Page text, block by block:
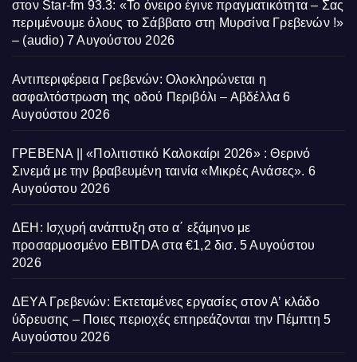
στον Star-fm 93.3: «Το όνειρο έγινε πραγματικότητα – Σας
περιμένουμε όλους το Σάββατο στη Μυρσίνα Γρεβενών !»
– (audio) 7 Αυγούστου 2026
Αντιπεριφέρεια Γρεβενών: Ολοκληρώνεται η
ασφαλτόστρωση της οδού Περιβόλι – Αβδέλλα 6
Αυγούστου 2026
ΓΡΕΒΕΝΑ || «Πολιτιστικό Καλοκαίρι 2026» : Θερινό
Σινεμά με την βραβευμένη ταινία «Μικρές Ανάσες». 6
Αυγούστου 2026
ΔΕΗ: Ισχυρή ανάπτυξη στο α΄ εξάμηνο με
προσαρμοσμένο EBITDA στα €1,2 δισ. 5 Αυγούστου
2026
ΔΕΥΑ Γρεβενών: Εκτεταμένες εργασίες στον Α’ κλάδο
ύδρευσης – Ποιες περιοχές επηρεάζονται την Πέμπτη 5
Αυγούστου 2026